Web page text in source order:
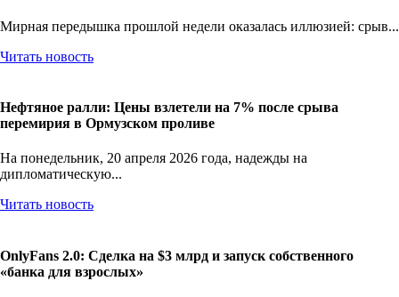
Мирная передышка прошлой недели оказалась иллюзией: срыв...
Читать новость
Нефтяное ралли: Цены взлетели на 7% после срыва
перемирия в Ормузском проливе
На понедельник, 20 апреля 2026 года, надежды на
дипломатическую...
Читать новость
OnlyFans 2.0: Сделка на $3 млрд и запуск собственного
«банка для взрослых»